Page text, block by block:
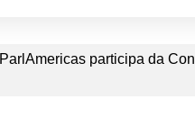
ParlAmericas participa da